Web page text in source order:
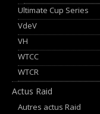
Ultimate Cup Series
VdeV
VH
WTCC
WTCR
Actus Raid
Autres actus Raid